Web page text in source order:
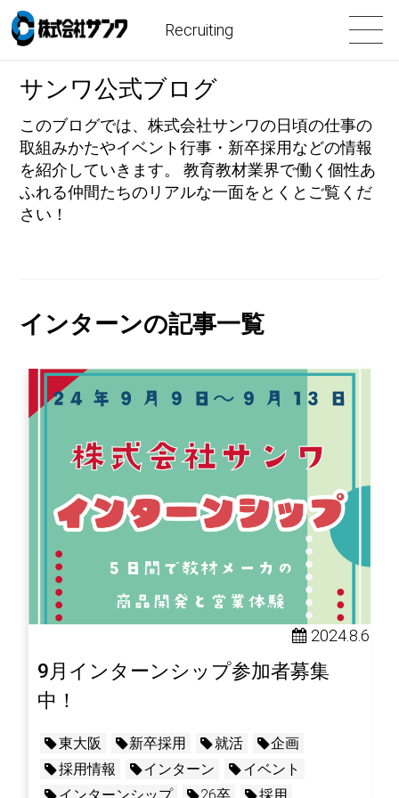
Recruiting
サンワ公式ブログ
このブログでは、株式会社サンワの日頃の仕事の
取組みかたやイベント行事・新卒採用などの情報
を紹介していきます。 教育教材業界で働く個性あ
ふれる仲間たちのリアルな一面をとくとご覧くだ
さい！
インターンの記事一覧
2024.8.6
9月インターンシップ参加者募集
中！
東大阪 新卒採用 就活
企画
採用情報
インターン
イベント